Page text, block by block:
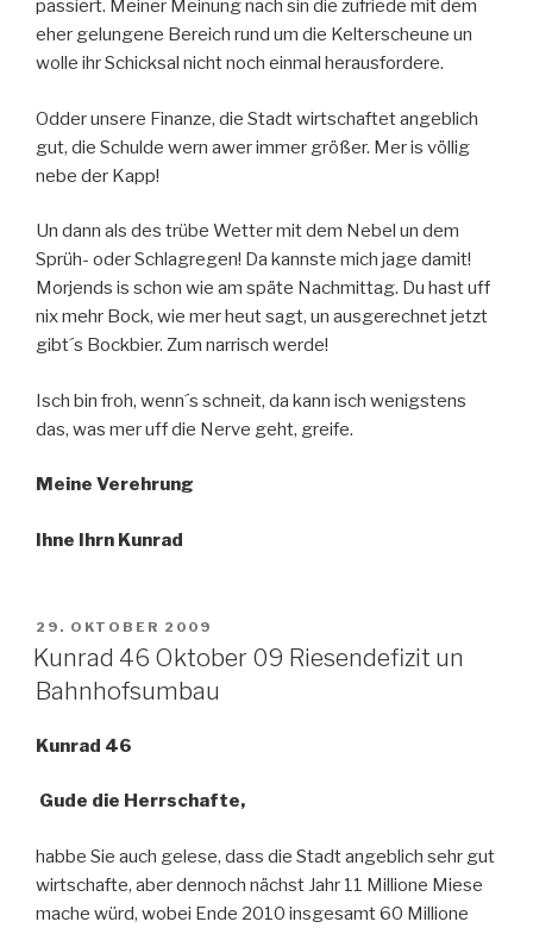
passiert. Meiner Meinung nach sin die zufriede mit dem
eher gelungene Bereich rund um die Kelterscheune un
wolle ihr Schicksal nicht noch einmal herausfordere.
Odder unsere Finanze, die Stadt wirtschaftet angeblich
gut, die Schulde wern awer immer größer. Mer is völlig
nebe der Kapp!
Un dann als des trübe Wetter mit dem Nebel un dem
Sprüh- oder Schlagregen! Da kannste mich jage damit!
Morjends is schon wie am späte Nachmittag. Du hast uff
nix mehr Bock, wie mer heut sagt, un ausgerechnet jetzt
gibt´s Bockbier. Zum narrisch werde!
Isch bin froh, wenn´s schneit, da kann isch wenigstens
das, was mer uff die Nerve geht, greife.
Meine Verehrung
Ihne Ihrn Kunrad
VERÖFFENTLICHT
AM
29. OKTOBER 2009
Kunrad 46 Oktober 09 Riesendefizit un
Bahnhofsumbau
Kunrad 46
Gude die Herrschafte,
habbe Sie auch gelese, dass die Stadt angeblich sehr gut
wirtschafte, aber dennoch nächst Jahr 11 Millione Miese
mache würd, wobei Ende 2010 insgesamt 60 Millione